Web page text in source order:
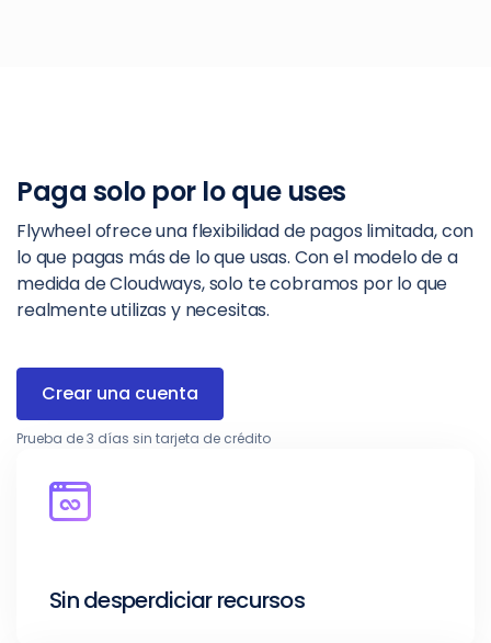
Sin desperdiciar recursos
Paga solo por lo que uses
Flywheel ofrece una flexibilidad de pagos limitada, con
lo que pagas más de lo que usas. Con el modelo de a
medida de Cloudways, solo te cobramos por lo que
realmente utilizas y necesitas.
Crear una cuenta
Prueba de 3 días sin tarjeta de crédito